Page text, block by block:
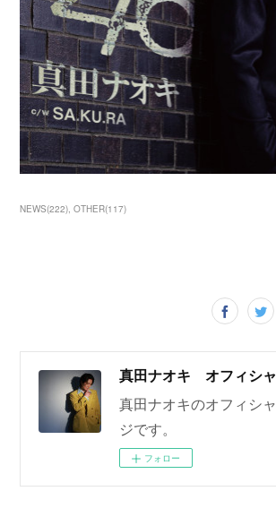
NEWS(222) OTHER(117)
真田ナオキのオフィシ
ジです。
フォロー